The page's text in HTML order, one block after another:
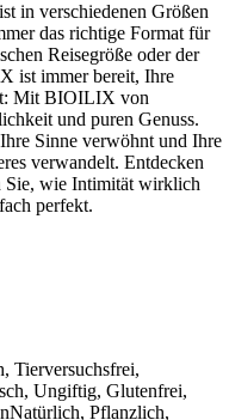
in verschiedenen Größen
das richtige Format für
Reisegröße oder der
ist immer bereit, Ihre
Mit BIOILIX von
und puren Genuss.
Sinne verwöhnt und Ihre
verwandelt. Entdecken
wie Intimität wirklich
perfekt.
Tierversuchsfrei,
Ungiftig, Glutenfrei,
Natürlich, Pflanzlich,